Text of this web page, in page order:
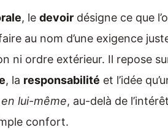
, le devoir désigne ce que
au nom d’une exigence
ni ordre extérieur. Il repose
, la responsabilité et l’idée
en lui-même, au-delà de
confort.